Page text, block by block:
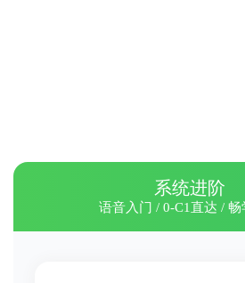
系统进阶
语音入门 / 0-C1直达 / 畅